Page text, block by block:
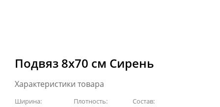
Подвяз 8х70 см Сирень
Характеристики товара
Ширина: Плотность: Состав: